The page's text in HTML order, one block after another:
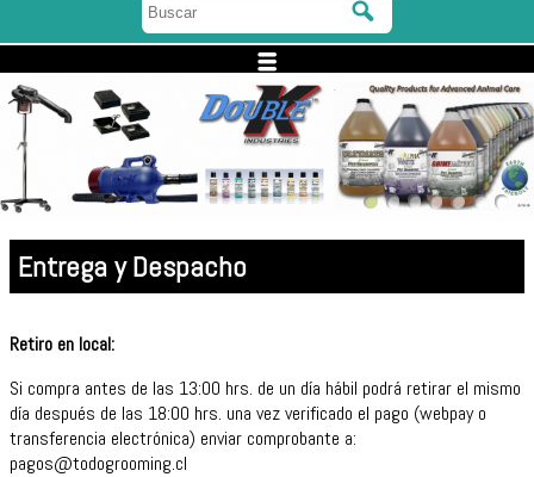
Entrega y Despacho
Retiro en local:
Si compra antes de las 13:00 hrs. de un día hábil podrá retirar el mismo
día después de las 18:00 hrs. una vez verificado el pago (webpay o
transferencia electrónica) enviar comprobante a:
pagos@todogrooming.cl